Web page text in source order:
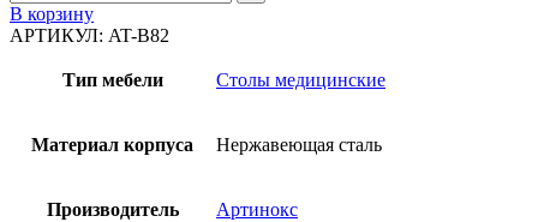
В корзину
АРТИКУЛ: AT-B82
Тип мебели Столы медицинские
Материал корпуса Нержавеющая сталь
Производитель Артинокс